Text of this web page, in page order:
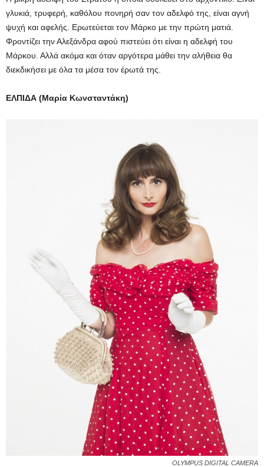
γλυκιά, τρυφερή, καθόλου πονηρή σαν τον αδελφό της, είναι αγνή
ψυχή και αφελής. Ερωτεύεται τον Μάρκο με την πρώτη ματιά.
Φροντίζει την Αλεξάνδρα αφού πιστεύει ότι είναι η αδελφή του
Μάρκου. Αλλά ακόμα και όταν αργότερα μάθει την αλήθεια θα
διεκδικήσει με όλα τα μέσα τον έρωτά της.
ΕΛΠΙΔΑ (Μαρία Κωνσταντάκη)
OLYMPUS DIGITAL CAMERA